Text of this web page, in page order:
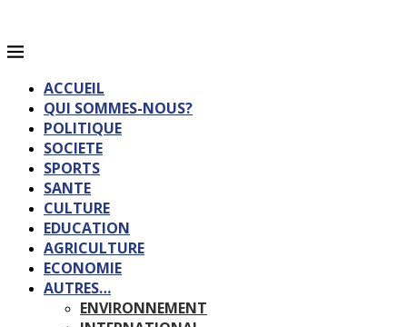
ACCUEIL
QUI SOMMES-NOUS?
POLITIQUE
SOCIETE
SPORTS
SANTE
CULTURE
EDUCATION
AGRICULTURE
ECONOMIE
AUTRES…
ENVIRONNEMENT